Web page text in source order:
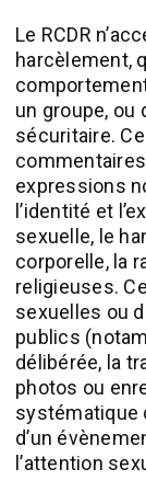
Le RCDR
harcèlement,
un groupe, ou
sécuritaire.
expressions
l’identité et
sexuelle, le
corporelle, la
religieuses.
sexuelles ou
publics
délibérée, la
photos ou
systématique
d’un
l’attention